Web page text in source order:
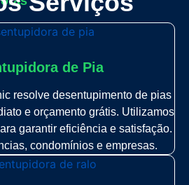
de Pia
resolve desentupimento de pias
e orçamento grátis. Utilizamos
garantir eficiência e satisfação.
condomínios e empresas.